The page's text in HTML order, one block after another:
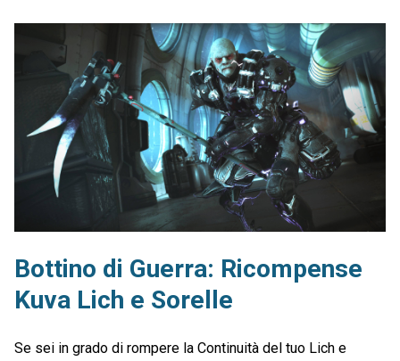
Bottino di Guerra: Ricompense
Kuva Lich e Sorelle
Se sei in grado di rompere la Continuità del tuo Lich e